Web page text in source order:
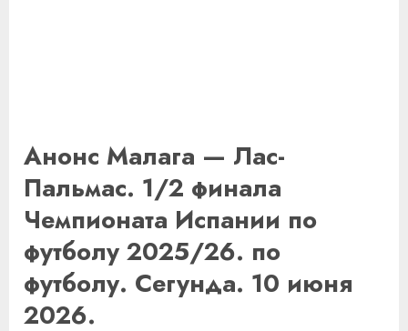
Анонс Малага — Лас-
Пальмас. 1/2 финала
Чемпионата Испании по
футболу 2025/26. по
футболу. Сегунда. 10 июня
2026.